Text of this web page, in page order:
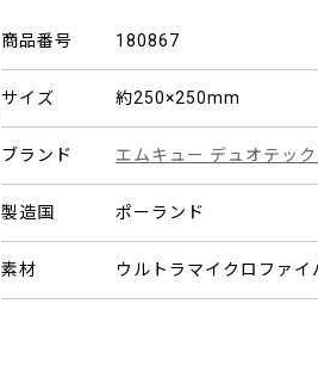
商品番号 180867
サイズ 約250×250mm
ブランド エムキュー デュオテック
製造国 ポーランド
素材 ウルトラマイクロファイ